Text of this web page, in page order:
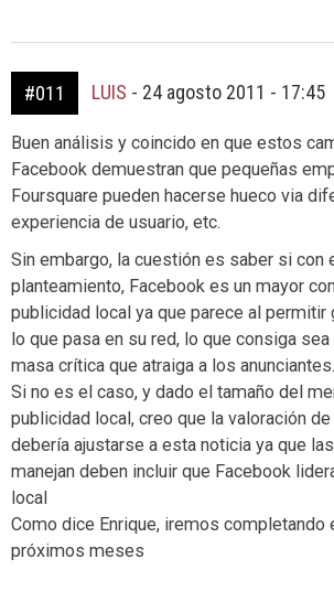
#011 LUIS - 24 agosto 2011 - 17:45
Buen análisis y coincido en que estos
Facebook demuestran que pequeñas
Foursquare pueden hacerse hueco via
experiencia de usuario, etc.
Sin embargo, la cuestión es saber si con
planteamiento, Facebook es un mayor
publicidad local ya que parece al
lo que pasa en su red, lo que consiga
masa crítica que atraiga a los
Si no es el caso, y dado el tamaño del
publicidad local, creo que la valoración
debería ajustarse a esta noticia ya que
manejan deben incluir que Facebook
local
Como dice Enrique, iremos
próximos meses